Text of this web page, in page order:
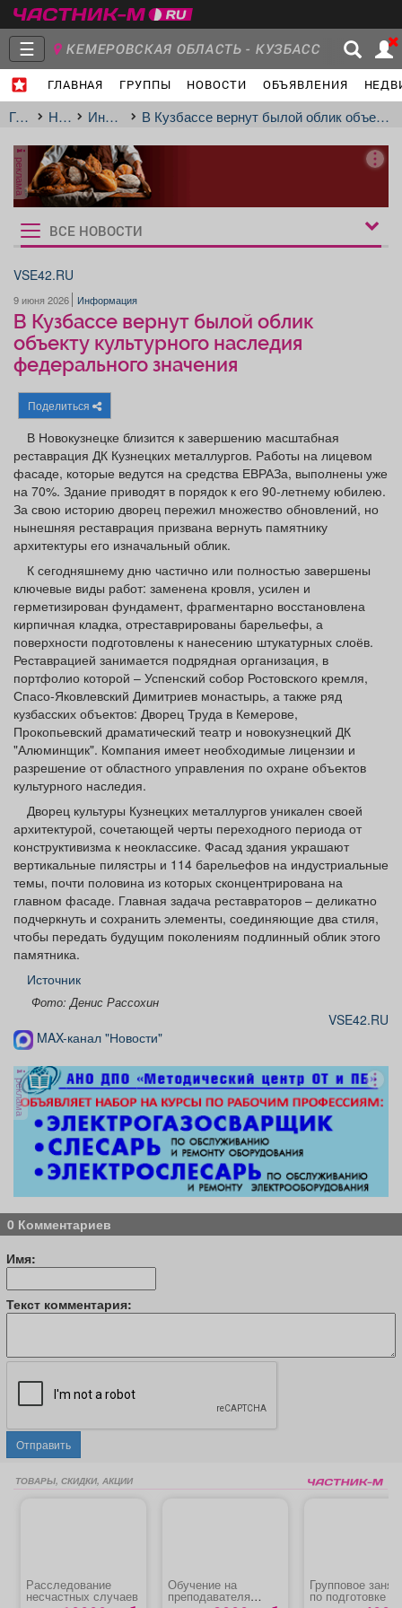
☰ КЕМЕРОВСКАЯ ОБЛАСТЬ - КУЗБАСС
ГЛАВНАЯ ГРУППЫ НОВОСТИ ОБЪЯВЛЕНИЯ
Главная
Группы Новости
Объявления Недвижимость Услуги
Работа Транспорт
Афиша
Товары Поздравления Погода
ТВ программа Я - пенсионер
ГлавнаяНовостиИнформация В Кузбассе вернут былой облик объекту культурного наследия федерального значения
реклама
Рукбрики
новостей
ВСЕ НОВОСТИ
VSE42.RU
9 июня 2026 Информация
В Кузбассе вернут былой облик
объекту культурного наследия
федерального значения
Поделиться
В Новокузнецке близится к завершению масштабная
реставрация ДК Кузнецких металлургов. Работы на лицевом
фасаде, которые ведутся на средства ЕВРАЗа, выполнены уже
на 70%. Здание приводят в порядок к его 90-летнему юбилею.
За свою историю дворец пережил множество обновлений, но
нынешняя реставрация призвана вернуть памятнику
архитектуры его изначальный облик.
К сегодняшнему дню частично или полностью завершены
ключевые виды работ: заменена кровля, усилен и
герметизирован фундамент, фрагментарно восстановлена
кирпичная кладка, отреставрированы барельефы, а
поверхности подготовлены к нанесению штукатурных слоёв.
Реставрацией занимается подрядная организация, в
портфолио которой – Успенский собор Ростовского кремля,
Спасо-Яковлевский Димитриев монастырь, а также ряд
кузбасских объектов: Дворец Труда в Кемерове,
Прокопьевский драматический театр и новокузнецкий ДК
"Алюминщик". Компания имеет необходимые лицензии и
разрешение от областного управления по охране объектов
культурного наследия.
Дворец культуры Кузнецких металлургов уникален своей
архитектурой, сочетающей черты переходного периода от
конструктивизма к неоклассике. Фасад здания украшают
вертикальные пилястры и 114 барельефов на индустриальные
темы, почти половина из которых сконцентрирована на
главном фасаде. Главная задача реставраторов – деликатно
подчеркнуть и сохранить элементы, соединяющие два стиля,
чтобы передать будущим поколениям подлинный облик этого
памятника.
Источник
Фото: Денис Рассохин
VSE42.RU
MAX-канал "Новости"
реклама
0 Комментариев
Имя:
Текст комментария:
Отправить
ТОВАРЫ, СКИДКИ, АКЦИИ
Расследование
несчастных случаев
Обучение на
преподавателя
Групповое
по подготовке к